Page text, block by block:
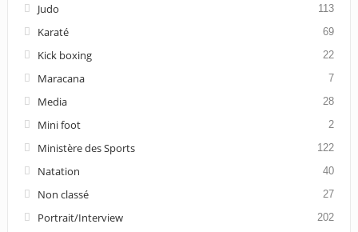
Judo 113
Karaté 69
Kick boxing 22
Maracana 7
Media 28
Mini foot 2
Ministère des Sports 122
Natation 40
Non classé 27
Portrait/Interview 202